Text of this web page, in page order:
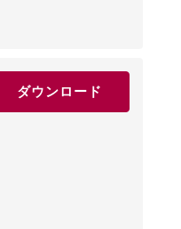
ダウンロード